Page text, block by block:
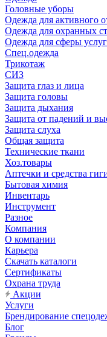
Головные уборы
Одежда для активного
Одежда для охранных
Одежда для сферы услуг
Спец.одежда
Трикотаж
СИЗ
Защита глаз и лица
Защита головы
Защита дыхания
Защита от падений и
Защита слуха
Общая защита
Технические ткани
Хоз.товары
Аптечки и средства
Бытовая химия
Инвентарь
Инструмент
Разное
Компания
О компании
Карьера
Cкачать каталоги
Сертификаты
Охрана труда
Акции
Услуги
Брендирование
Блог